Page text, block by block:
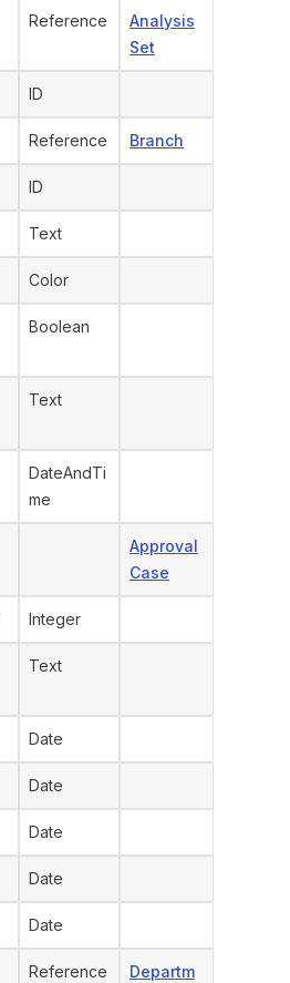
Reference
Analysis
Set
ID
Reference Branch
ID
Text
Color
Boolean
Text
DateAndTi
me
Approval
Case
Integer
Text
Date
Date
Date
Date
Date
Reference
Departm